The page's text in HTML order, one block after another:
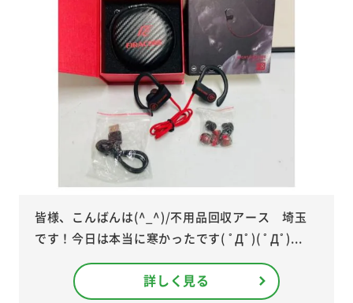
皆様、こんばんは(^_^)/不用品回収アース 埼玉
です！今日は本当に寒かったです( ﾟДﾟ)( ﾟДﾟ)...
詳しく見る